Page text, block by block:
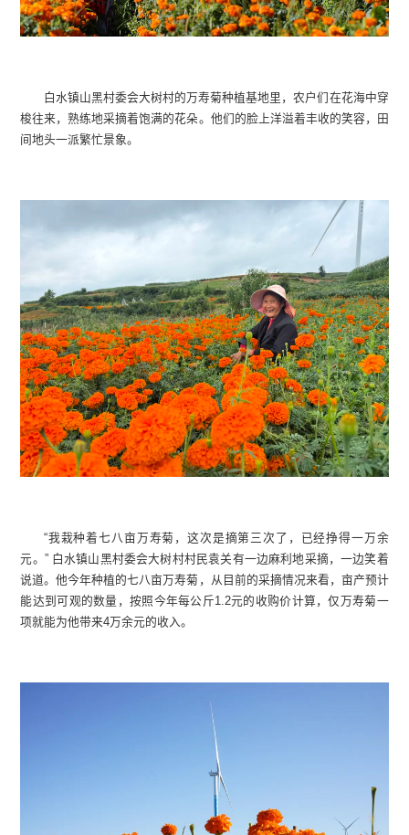
白水镇山黑村委会大树村的万寿菊种植基地里，农户们在花海中穿
梭往来，熟练地采摘着饱满的花朵。他们的脸上洋溢着丰收的笑容，田
间地头一派繁忙景象。
“我栽种着七八亩万寿菊，这次是摘第三次了，已经挣得一万余
元。” 白水镇山黑村委会大树村村民袁关有一边麻利地采摘，一边笑着
说道。他今年种植的七八亩万寿菊，从目前的采摘情况来看，亩产预计
能达到可观的数量，按照今年每公斤1.2元的收购价计算，仅万寿菊一
项就能为他带来4万余元的收入。